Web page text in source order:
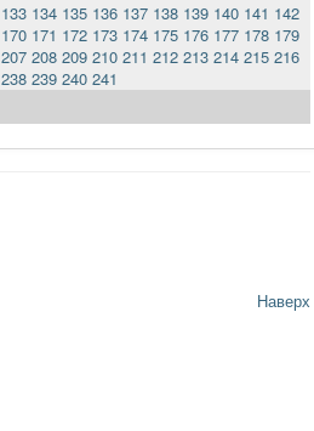
133 134 135 136 137 138 139 140 141 142
170 171 172 173 174 175 176 177 178 179
207 208 209 210 211 212 213 214 215 216
238 239 240 241
Наверх